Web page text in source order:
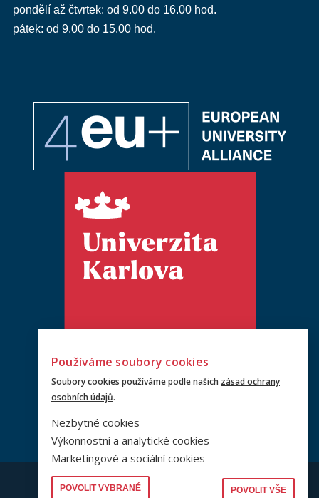
pondělí až čtvrtek: od 9.00 do 16.00 hod.
pátek: od 9.00 do 15.00 hod.
© PRF UK 2026
Používáme soubory cookies
Soubory cookies používáme podle našich zásad ochrany
osobních údajů.
Nezbytné cookies
Výkonnostní a analytické cookies
Marketingové a sociální cookies
POVOLIT VYBRANÉ POVOLIT VŠE